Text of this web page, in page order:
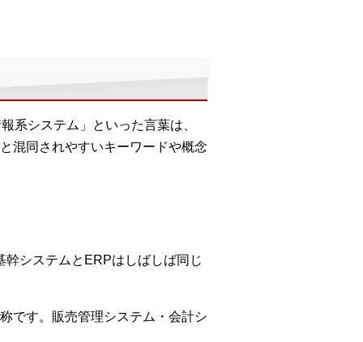
系システム」といった言葉は、
混同されやすいキーワードや概念
システムとERPはしばしば同じ
です。販売管理システム・会計シ